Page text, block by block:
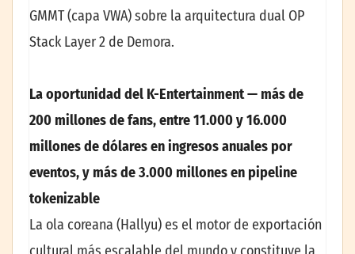
GMMT (capa VWA) sobre la arquitectura dual OP
Stack Layer 2 de Demora.
La oportunidad del K-Entertainment — más de
200 millones de fans, entre 11.000 y 16.000
millones de dólares en ingresos anuales por
eventos, y más de 3.000 millones en pipeline
tokenizable
La ola coreana (Hallyu) es el motor de exportación
cultural más escalable del mundo y constituye la